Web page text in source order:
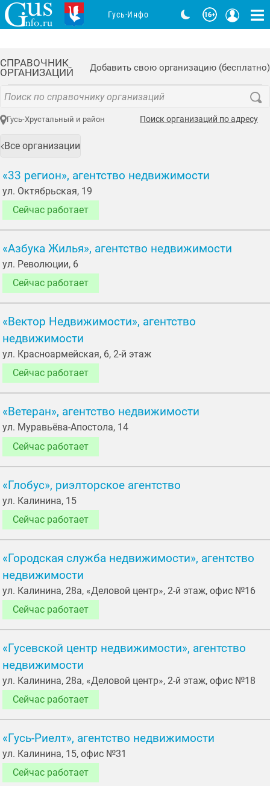
СПРАВОЧНИК
ОРГАНИЗАЦИЙ
Добавить свою организацию (бесплатно)
Гусь-Хрустальный и район Поиск организаций по адресу
Все организации
«33 регион», агентство недвижимости
ул. Октябрьская, 19
Сейчас работает
«Азбука Жилья», агентство недвижимости
ул. Революции, 6
Сейчас работает
«Вектор Недвижимости», агентство
недвижимости
ул. Красноармейская, 6, 2-й этаж
Сейчас работает
«Ветеран», агентство недвижимости
ул. Муравьёва-Апостола, 14
Сейчас работает
«Глобус», риэлторское агентство
ул. Калинина, 15
Сейчас работает
«Городская служба недвижимости», агентство
недвижимости
ул. Калинина, 28а, «Деловой центр», 2-й этаж, офис №16
Сейчас работает
«Гусевской центр недвижимости», агентство
недвижимости
ул. Калинина, 28а, «Деловой центр», 2-й этаж, офис №18
Сейчас работает
«Гусь-Риелт», агентство недвижимости
ул. Калинина, 15, офис №31
Сейчас работает
Гусь-Инфо